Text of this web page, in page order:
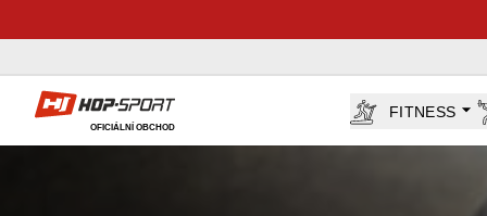
Hop-Sport.cz
OFICIÁLNÍ OBCHOD
FITNESS